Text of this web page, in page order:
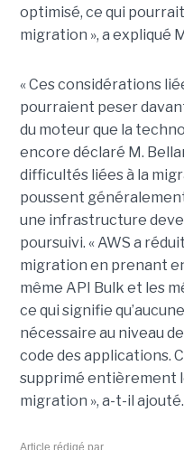
optimisé, ce qui
migration », a expliqué
« Ces considérations
pourraient peser
du moteur que la
encore déclaré M.
difficultés liées à la
poussent
une infrastructure
poursuivi. « AWS a
migration en prenant
même API Bulk et les
ce qui signifie
nécessaire au niveau
code des applications.
supprimé entièrement
migration », a-t-il ajouté.